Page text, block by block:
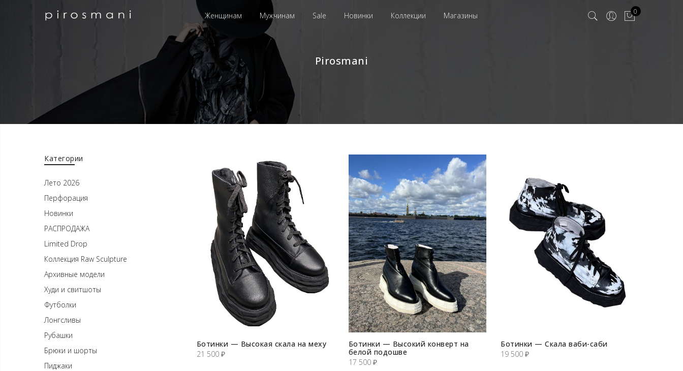
Женщинам Мужчинам Sale Новинки Коллекции Магазины 0
Pirosmani
Ботинки — Высокая скала на меху
21 500 ₽
Ботинки — Высокий конверт на
белой подошве
17 500 ₽
Ботинки — Скала ваби-cаби
19 500₽
Категории
Лето 2026
Перфорация
Новинки
РАСПРОДАЖА
Limited Drop
Коллекция Raw Sculpture
Архивные модели
Худи и свитшоты
Футболки
Лонгсливы
Рубашки
Брюки и шорты
Пиджаки